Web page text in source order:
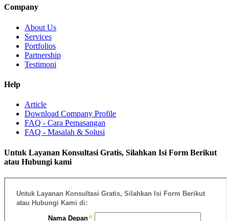
Company
About Us
Services
Portfolios
Partnership
Testimoni
Help
Article
Download Company Profile
FAQ - Cara Pemasangan
FAQ - Masalah & Solusi
Untuk Layanan Konsultasi Gratis, Silahkan Isi Form Berikut
atau Hubungi kami